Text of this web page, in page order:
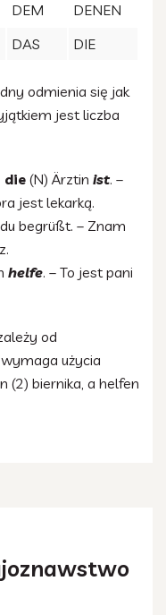
DEM
DENEN
DAS DIE
odmienia się jak
jest liczba
die (N) Ärztin ist. –
jest lekarką.
begrüßt. – Znam
helfe. – To jest pani
od
użycia
(2) biernika, a helfen